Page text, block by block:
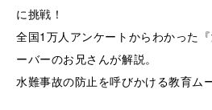
に挑戦！
全国1万人アンケートからわかった
ーバーのお兄さんが解説。
水難事故の防止を呼びかける教育ム